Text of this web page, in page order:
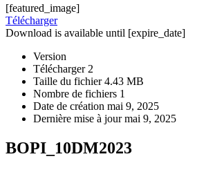
[featured_image]
Télécharger
Download is available until [expire_date]
Version
Télécharger 2
Taille du fichier4.43 MB
Nombre de fichiers 1
Date de création mai 9, 2025
Dernière mise à jourmai 9, 2025
BOPI_10DM2023